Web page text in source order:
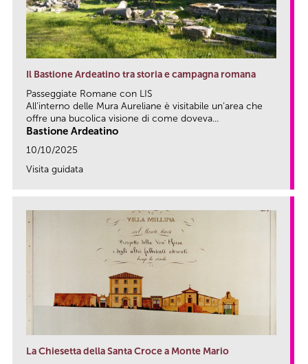
Il Bastione Ardeatino tra storia e campagna romana
Passeggiate Romane con LIS
All’interno delle Mura Aureliane è visitabile un’area che
offre una bucolica visione di come doveva...
Bastione Ardeatino
10/10/2025
Visita guidata
La Chiesetta della Santa Croce a Monte Mario